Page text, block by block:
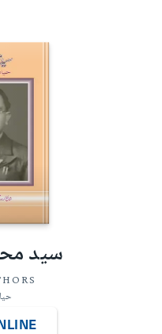
سید